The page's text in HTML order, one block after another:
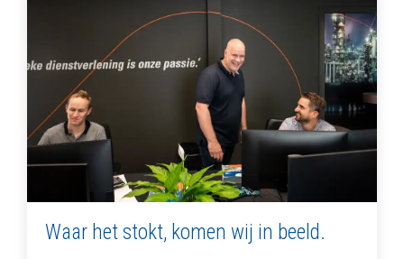
Waar het stokt, komen wij in beeld.